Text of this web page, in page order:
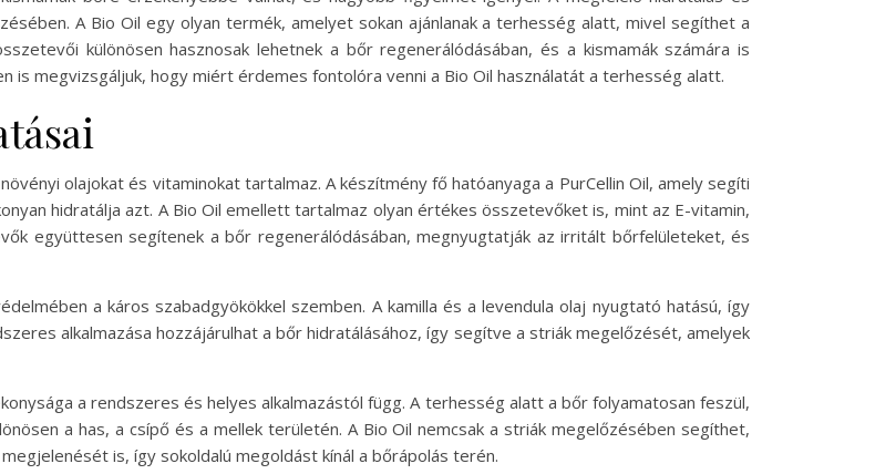
A Bio Oil egy olyan termék, amelyet sokan ajánlanak a terhesség alatt, mivel segíthet a
különösen hasznosak lehetnek a bőr regenerálódásában, és a kismamák számára is
is megvizsgáljuk, hogy miért érdemes fontolóra venni a Bio Oil használatát a terhesség alatt.
olajokat és vitaminokat tartalmaz. A készítmény fő hatóanyaga a PurCellin Oil, amely segíti
hidratálja azt. A Bio Oil emellett tartalmaz olyan értékes összetevőket is, mint az E-vitamin,
együttesen segítenek a bőr regenerálódásában, megnyugtatják az irritált bőrfelületeket, és
a káros szabadgyökökkel szemben. A kamilla és a levendula olaj nyugtató hatású, így
alkalmazása hozzájárulhat a bőr hidratálásához, így segítve a striák megelőzését, amelyek
a rendszeres és helyes alkalmazástól függ. A terhesség alatt a bőr folyamatosan feszül,
a has, a csípő és a mellek területén. A Bio Oil nemcsak a striák megelőzésében segíthet,
is, így sokoldalú megoldást kínál a bőrápolás terén.